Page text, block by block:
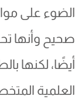
الضوء على
صحيح وأنها
أيضًا، لكنها
العلمية